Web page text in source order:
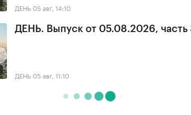
ДЕНЬ 05 авг, 14:10
ДЕНЬ. Выпуск от 05.08.2026, часть
ДЕНЬ 05 авг, 11:10